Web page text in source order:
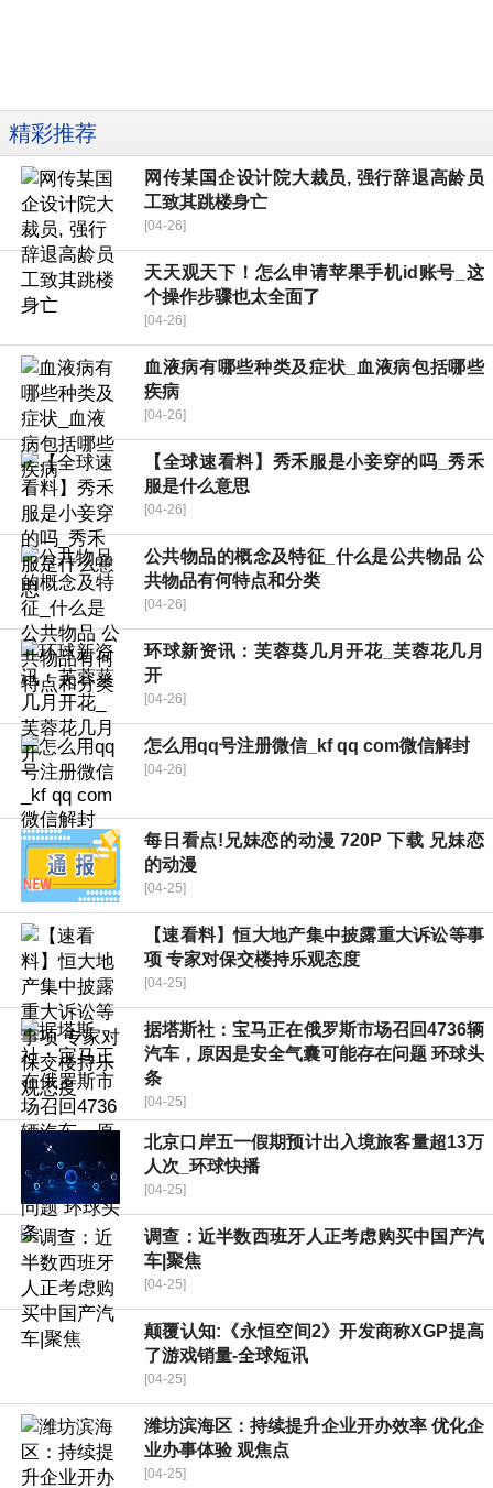
精彩推荐
网传某国企设计院大裁员, 强行辞退高龄员
工致其跳楼身亡
[04-26]
天天观天下！怎么申请苹果手机id账号_这
个操作步骤也太全面了
[04-26]
血液病有哪些种类及症状_血液病包括哪些
疾病
[04-26]
【全球速看料】秀禾服是小妾穿的吗_秀禾
服是什么意思
[04-26]
公共物品的概念及特征_什么是公共物品 公
共物品有何特点和分类
[04-26]
环球新资讯：芙蓉葵几月开花_芙蓉花几月
开
[04-26]
怎么用qq号注册微信_kf qq com微信解封
[04-26]
每日看点!兄妹恋的动漫 720P 下载 兄妹恋
的动漫
[04-25]
【速看料】恒大地产集中披露重大诉讼等事
项 专家对保交楼持乐观态度
[04-25]
据塔斯社：宝马正在俄罗斯市场召回4736辆
汽车，原因是安全气囊可能存在问题 环球头
条
[04-25]
北京口岸五一假期预计出入境旅客量超13万
人次_环球快播
[04-25]
调查：近半数西班牙人正考虑购买中国产汽
车|聚焦
[04-25]
颠覆认知:《永恒空间2》开发商称XGP提高
了游戏销量-全球短讯
[04-25]
潍坊滨海区：持续提升企业开办效率 优化企
业办事体验 观焦点
[04-25]